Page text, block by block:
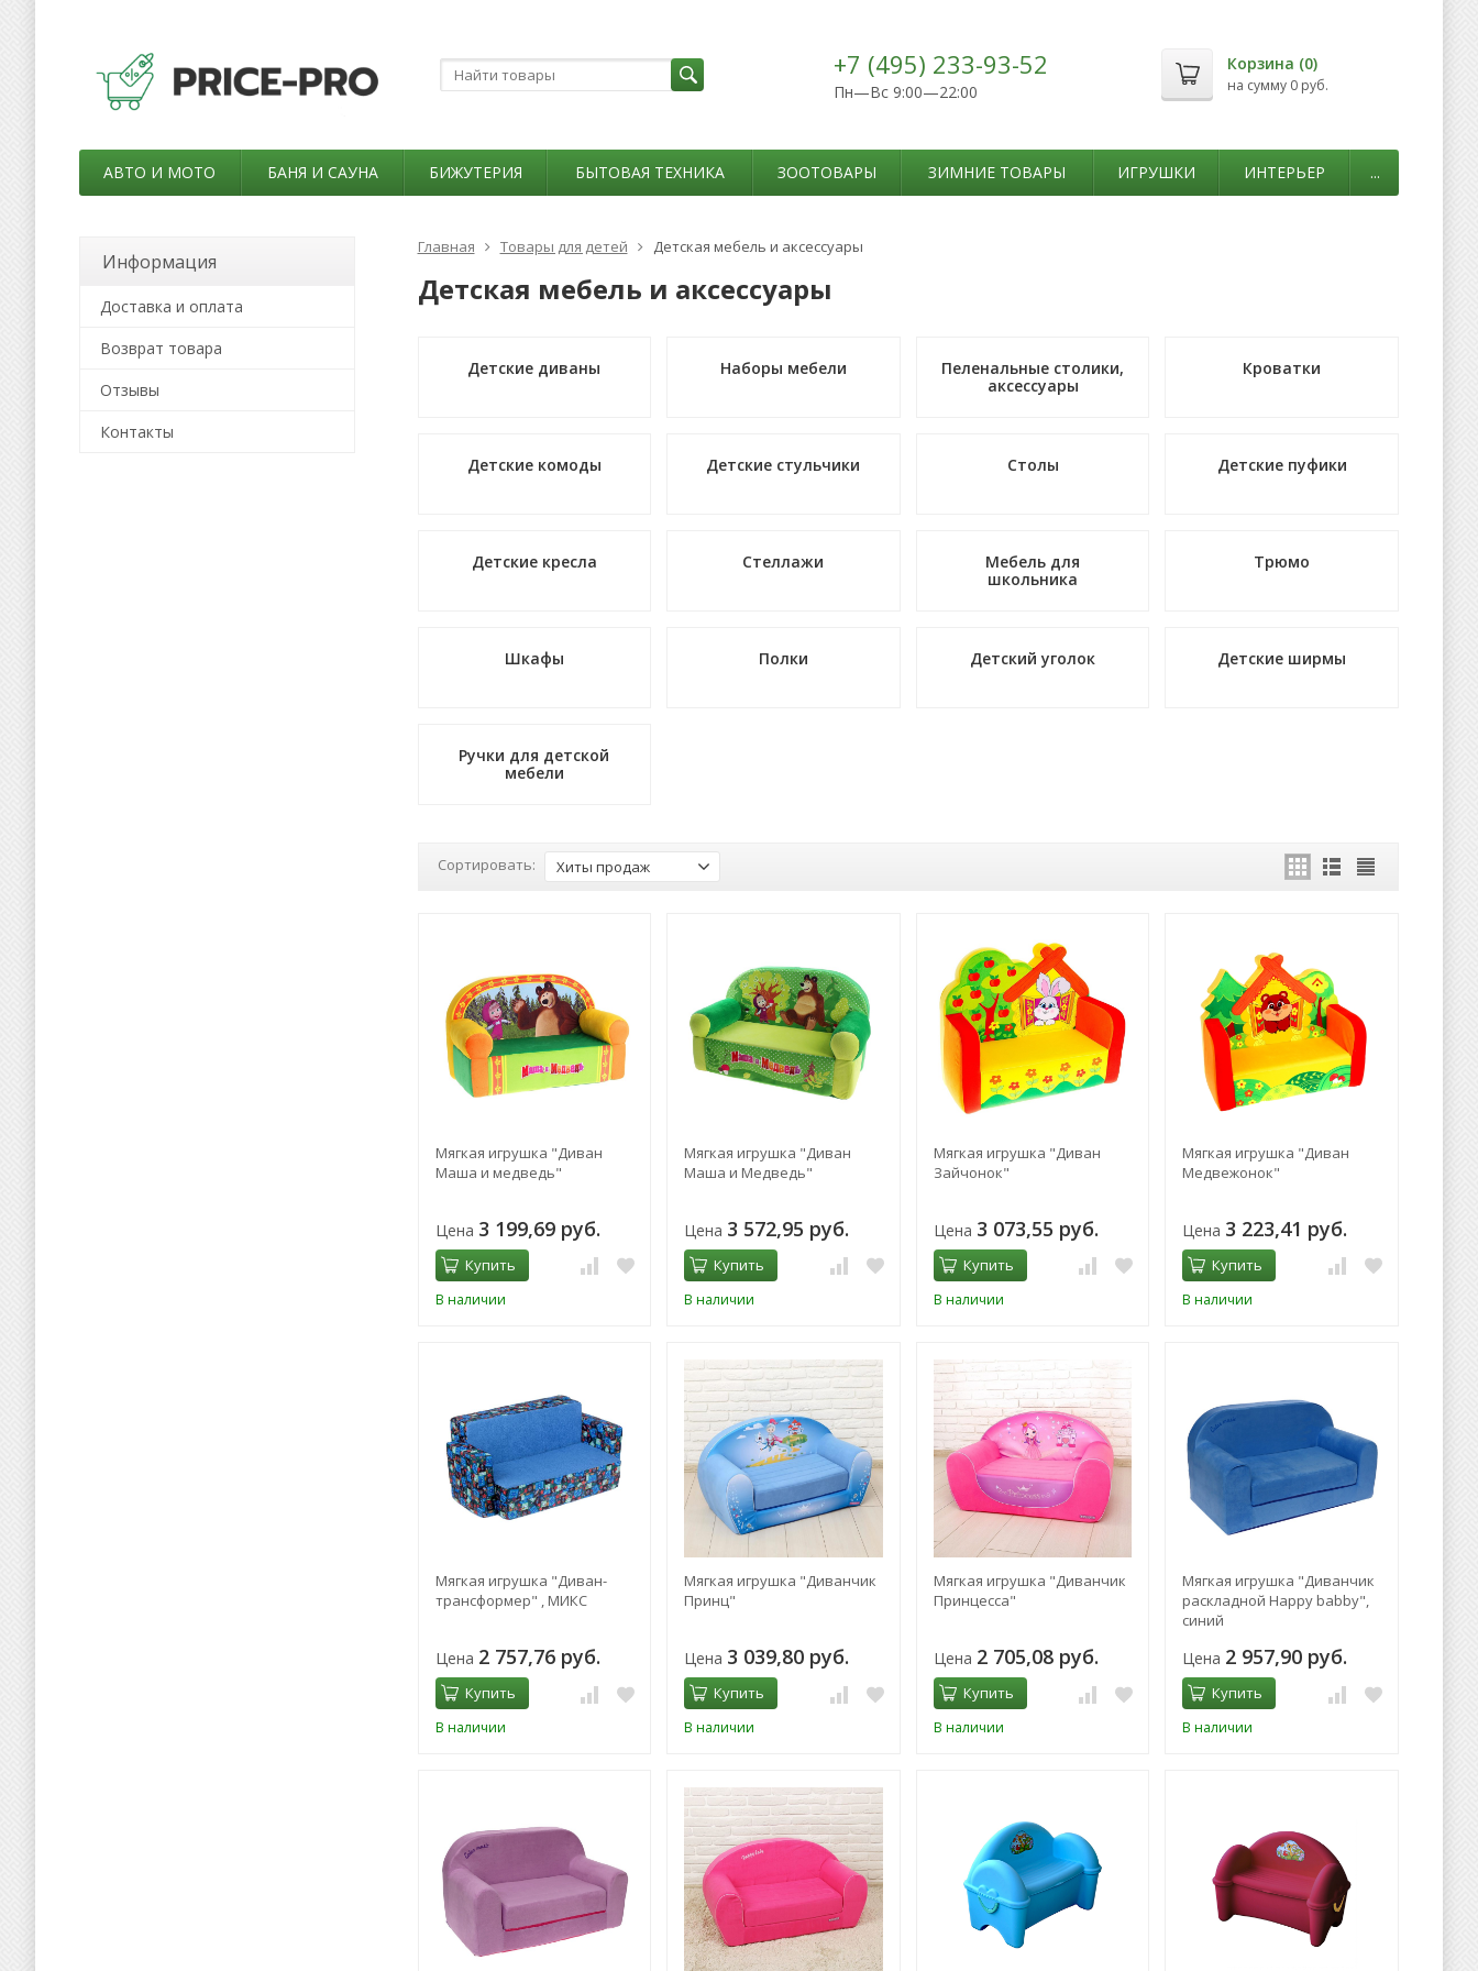
+7 (495) 233-93-52
Пн—Вс 9:00—22:00
Корзина (0)
на сумму 0 руб.
АВТО И МОТО БАНЯ И САУНА БИЖУТЕРИЯ БЫТОВАЯ ТЕХНИКА ЗООТОВАРЫ ЗИМНИЕ ТОВАРЫ ИГРУШКИ ИНТЕРЬЕР ...
Главная Товары для детей Детская мебель и аксессуары
Детская мебель и аксессуары
Детские диваны Наборы мебели
Пеленальные столики,
аксессуары
Кроватки
Детские комоды Детские стульчики Столы Детские пуфики
Детские кресла Стеллажи
Мебель для
школьника
Трюмо
Шкафы Полки Детский уголок Детские ширмы
Ручки для детской
мебели
Сортировать: Хиты продаж
Мягкая игрушка "Диван
Маша и медведь"
Цена 3 199,69 руб.
Купить
В наличии
Мягкая игрушка "Диван
Маша и Медведь"
Цена 3 572,95 руб.
Купить
В наличии
Мягкая игрушка "Диван
Зайчонок"
Цена 3 073,55 руб.
Купить
В наличии
Мягкая игрушка "Диван
Медвежонок"
Цена 3 223,41 руб.
Купить
В наличии
Мягкая игрушка "Диван-
трансформер" , МИКС
Цена 2 757,76 руб.
Купить
В наличии
Мягкая игрушка "Диванчик
Принц"
Цена 3 039,80 руб.
Купить
В наличии
Мягкая игрушка "Диванчик
Принцесса"
Цена 2 705,08 руб.
Купить
В наличии
Мягкая игрушка "Диванчик
раскладной Happy babby",
синий
Цена 2 957,90 руб.
Купить
В наличии
Информация
Доставка и оплата
Возврат товара
Отзывы
Контакты